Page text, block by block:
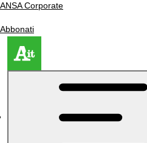
ANSA Corporate
Abbonati